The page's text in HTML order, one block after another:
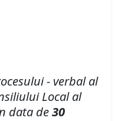
- verbalal
Local al
data de30